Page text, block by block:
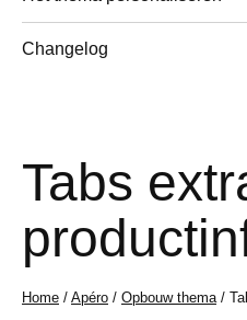
Changelog
Tabs
Home / Apéro / Opbouw thema/